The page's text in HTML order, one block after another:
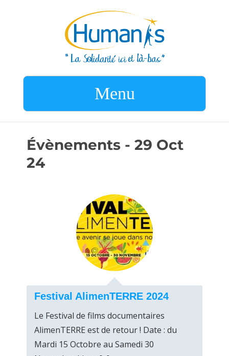
Menu
Évènements - 29 Oct
24
Festival AlimenTERRE 2024
Le Festival de films documentaires
AlimenTERRE est de retour ! Date : du
Mardi 15 Octobre au Samedi 30